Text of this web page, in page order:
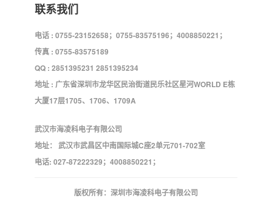
联系我们
电话 : 0755-23152658；0755-83575196；4008850221；
传真 : 0755-83575189
QQ : 2851395231 2851395234
地址 : 广东省深圳市龙华区民治街道民乐社区星河WORLD E栋
大厦17层1705、1706、1709A
武汉市海凌科电子有限公司
地址： 武汉市武昌区中南国际城C座2单元701-702室
电话: 027-87222329；4008850221；
版权所有：深圳市海凌科电子有限公司